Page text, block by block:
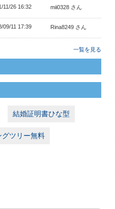
11/26 16:32 mii0328 さん
09/11 17:39 Rina8249 さん
一覧を見る
結婚証明書ひな型
グツリー無料